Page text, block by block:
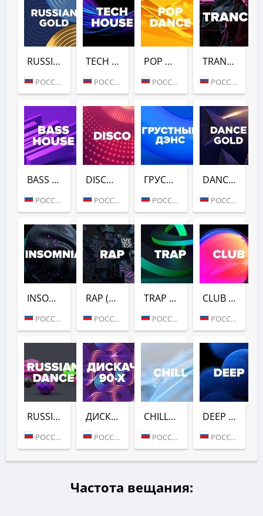
RUSSIAN GOLD (DFM)
РОССИЯ (МОСКВА)
TECH HOUSE (DFM)
РОССИЯ (МОСКВА)
POP DANCE (DFM)
РОССИЯ (МОСКВА)
TRANCE (DFM)
РОССИЯ (МОСКВА)
BASS HOUSE (DFM)
РОССИЯ (МОСКВА)
DISCO (DFM)
РОССИЯ (МОСКВА)
ГРУСТНЫЙ ДЭНС (DFM)
РОССИЯ (МОСКВА)
DANCE GOLD 1990S (DFM)
РОССИЯ (МОСКВА)
INSOMNIA (DFM)
РОССИЯ (МОСКВА)
RAP (DFM)
РОССИЯ (МОСКВА)
TRAP (DFM)
РОССИЯ (МОСКВА)
CLUB (DFM)
РОССИЯ (МОСКВА)
RUSSIAN DANCE (DFM)
РОССИЯ (МОСКВА)
ДИСКАЧ 90-Х (DFM)
РОССИЯ (МОСКВА)
CHILL (DFM)
РОССИЯ (МОСКВА)
DEEP (DFM)
РОССИЯ (МОСКВА)
Частота вещания: